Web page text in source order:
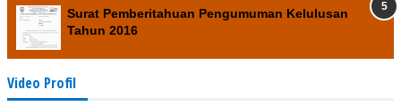
Surat Pemberitahuan Pengumuman Kelulusan
Tahun 2016
Video Profil